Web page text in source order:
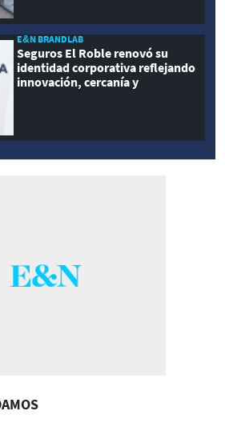
E&N BRANDLAB
Seguros El Roble renovó su
identidad corporativa reflejando
innovación, cercanía y